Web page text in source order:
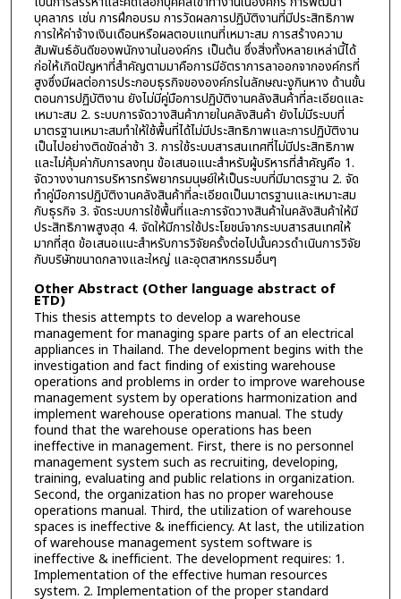
บุคลากร เช่น การฝึกอบรม การวัดผลการปฏิบัติงานที่มีประสิทธิภาพ
การให้ค่าจ้างเงินเดือนหรือผลตอบแทนที่เหมาะสม การสร้างความ
สัมพันธ์อันดีของพนักงานในองค์กร เป็นต้น ซึ่งสิ่งทั้งหลายเหล่านี้ได้
ก่อให้เกิดปัญหาที่สำคัญตามมาคือการมีอัตราการลาออกจากองค์กรที่
สูงซึ่งมีผลต่อการประกอบธุรกิจขององค์กรในลักษณะงูกินหาง ด้านขั้น
ตอนการปฏิบัติงาน ยังไม่มีคู่มือการปฏิบัติงานคลังสินค้าที่ละเอียดและ
เหมาะสม 2. ระบบการจัดวางสินค้าภายในคลังสินค้า ยังไม่มีระบบที่
มาตรฐานเหมาะสมทำให้ใช้พื้นที่ได้ไม่มีประสิทธิภาพและการปฏิบัติงาน
เป็นไปอย่างติดขัดล่าช้า 3. การใช้ระบบสารสนเทศที่ไม่มีประสิทธิภาพ
และไม่คุ้มค่ากับการลงทุน ข้อเสนอแนะสำหรับผู้บริหารที่สำคัญคือ 1.
จัดวางงานการบริหารทรัพยากรมนุษย์ให้เป็นระบบที่มีมาตรฐาน 2. จัด
ทำคู่มือการปฏิบัติงานคลังสินค้าที่ละเอียดเป็นมาตรฐานและเหมาะสม
กับธุรกิจ 3. จัดระบบการใช้พื้นที่และการจัดวางสินค้าในคลังสินค้าให้มี
ประสิทธิภาพสูงสุด 4. จัดให้มีการใช้ประโยชน์จากระบบสารสนเทศให้
มากที่สุด ข้อเสนอแนะสำหรับการวิจัยครั้งต่อไปนั้นควรดำเนินการวิจัย
กับบริษัทขนาดกลางและใหญ่ และอุตสาหกรรมอื่นๆ
Other Abstract (Other language abstract of
ETD)
This thesis attempts to develop a warehouse
management for managing spare parts of an electrical
appliances in Thailand. The development begins with the
investigation and fact finding of existing warehouse
operations and problems in order to improve warehouse
management system by operations harmonization and
implement warehouse operations manual. The study
found that the warehouse operations has been
ineffective in management. First, there is no personnel
management system such as recruiting, developing,
training, evaluating and public relations in organization.
Second, the organization has no proper warehouse
operations manual. Third, the utilization of warehouse
spaces is ineffective & inefficiency. At last, the utilization
of warehouse management system software is
ineffective & inefficient. The development requires: 1.
Implementation of the effective human resources
system. 2. Implementation of the proper standard